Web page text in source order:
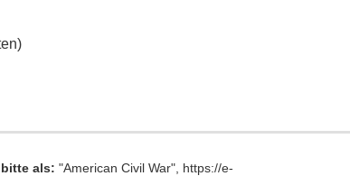
als: "American Civil War", https://e-